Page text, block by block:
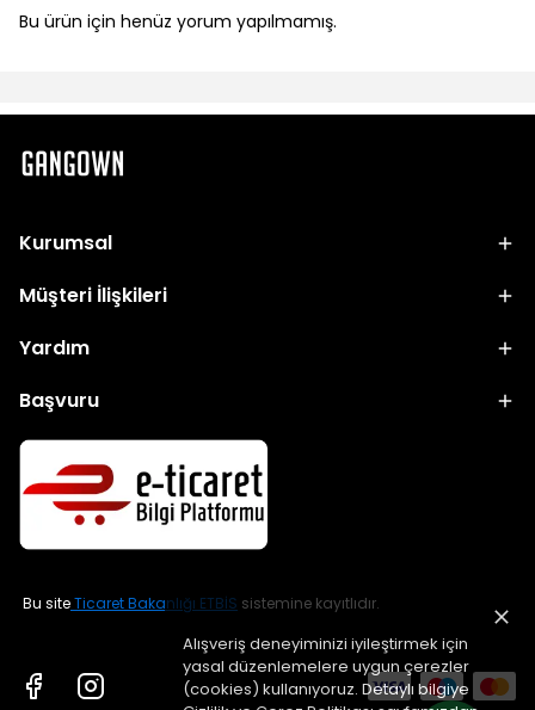
Alışveriş deneyiminizi iyileştirmek için
yasal düzenlemelere uygun çerezler
(cookies) kullanıyoruz. Detaylı bilgiye
Bu ürün için henüz yorum yapılmamış.
Kurumsal
Müşteri İlişkileri
Yardım
Başvuru
Bu siteTicaret Bakanlığı ETBİS sistemine kayıtlıdır.